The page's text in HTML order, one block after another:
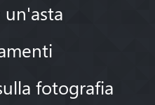
un'asta
fotografia